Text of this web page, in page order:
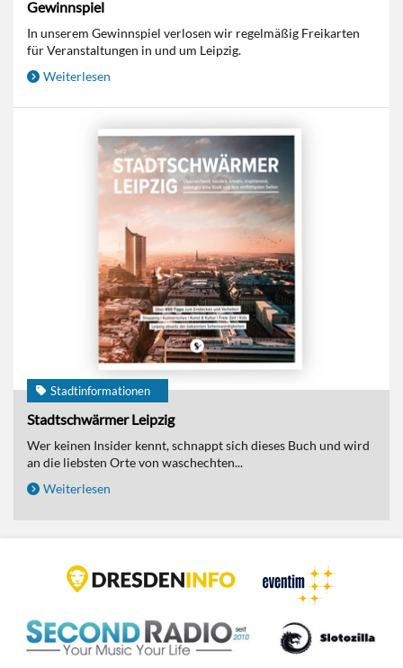
Gewinnspiel
In unserem Gewinnspiel verlosen wir regelmäßig Freikarten
für Veranstaltungen in und um Leipzig.
Weiterlesen
Stadtinformationen
Stadtschwärmer Leipzig
Wer keinen Insider kennt, schnappt sich dieses Buch und wird
an die liebsten Orte von waschechten...
Weiterlesen